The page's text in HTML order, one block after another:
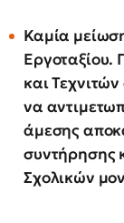
Καμία
Εργοταξίου.
και
να
άμεσης
συντήρησης
Σχολικών